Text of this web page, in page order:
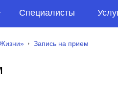
Специалисты
Запись на прием